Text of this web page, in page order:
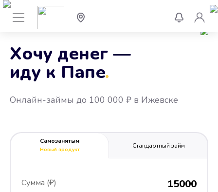
Хочу денег —
иду к Папе
.
Онлайн-займы до 100 000 ₽ в Ижевске
Самозанятым
Новый продукт
Стандартный займ
Сумма (₽) 15000